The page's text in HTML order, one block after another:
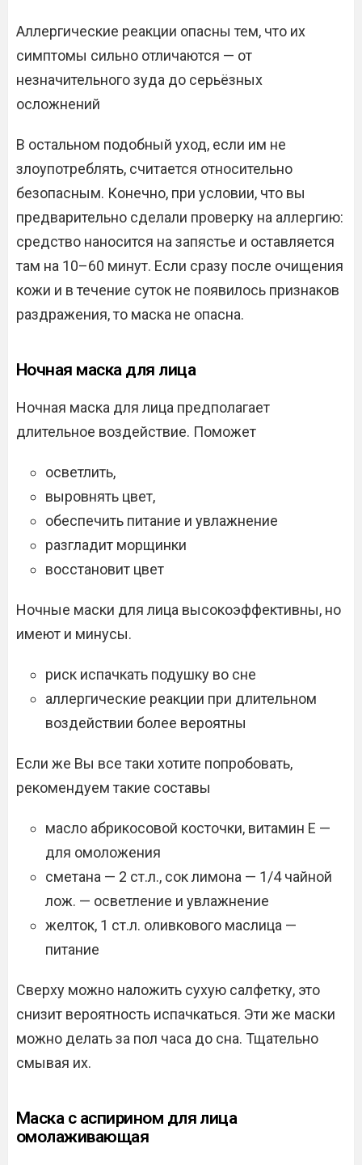
Аллергические реакции опасны тем, что их
симптомы сильно отличаются — от
незначительного зуда до серьёзных
осложнений
В остальном подобный уход, если им не
злоупотреблять, считается относительно
безопасным. Конечно, при условии, что вы
предварительно сделали проверку на аллергию:
средство наносится на запястье и оставляется
там на 10–60 минут. Если сразу после очищения
кожи и в течение суток не появилось признаков
раздражения, то маска не опасна.
Ночная маска для лица
Ночная маска для лица предполагает
длительное воздействие. Поможет
осветлить,
выровнять цвет,
обеспечить питание и увлажнение
разгладит морщинки
восстановит цвет
Ночные маски для лица высокоэффективны, но
имеют и минусы.
риск испачкать подушку во сне
аллергические реакции при длительном
воздействии более вероятны
Если же Вы все таки хотите попробовать,
рекомендуем такие составы
масло абрикосовой косточки, витамин Е —
для омоложения
сметана — 2 ст.л., сок лимона — 1/4 чайной
лож. — осветление и увлажнение
желток, 1 ст.л. оливкового маслица —
питание
Сверху можно наложить сухую салфетку, это
снизит вероятность испачкаться. Эти же маски
можно делать за пол часа до сна. Тщательно
смывая их.
Маска с аспирином для лица
омолаживающая